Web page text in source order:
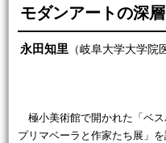
モダンアートの深層
永田知里（岐阜大学大学院
極小美術館で開かれた「ベス
プリマベーラと作家たち展」